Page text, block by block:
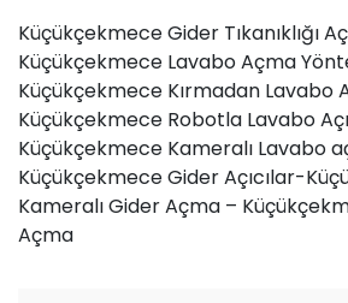
Küçükçekmece Gider Tıkanıklığı
Küçükçekmece Lavabo Açma
Küçükçekmece Kırmadan Lavabo
Küçükçekmece Robotla Lavabo
Küçükçekmece Kameralı Lavabo
Küçükçekmece Gider Açıcılar-
Kameralı Gider Açma –
Açma